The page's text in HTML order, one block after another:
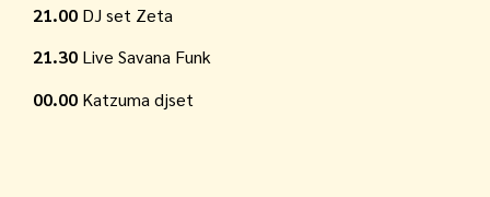
21.00 DJ set Zeta
21.30 Live Savana Funk
00.00 Katzuma djset